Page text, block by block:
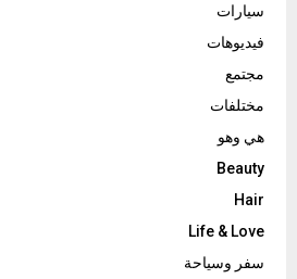
سيارات
فيديوهات
مجتمع
مختلفات
هي وهو
Beauty
Hair
Life & Love
سفر وسياحة